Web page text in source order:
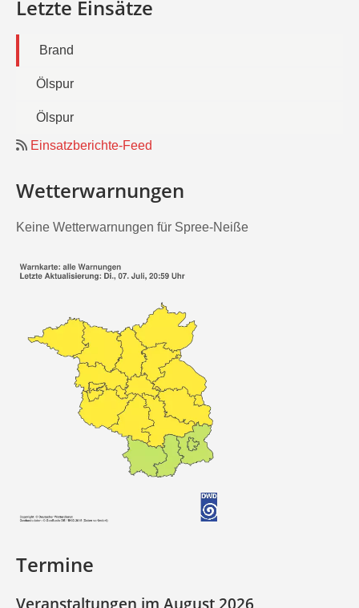
Letzte Einsätze
Brand
Ölspur
Ölspur
Einsatzberichte-Feed
Wetterwarnungen
Keine Wetterwarnungen für Spree-Neiße
Termine